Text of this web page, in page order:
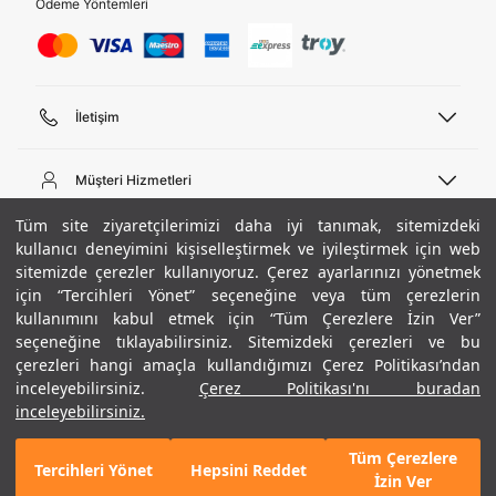
Tüm site ziyaretçilerimizi daha iyi tanımak, sitemizdeki
kullanıcı deneyimini kişiselleştirmek ve iyileştirmek için web
sitemizde çerezler kullanıyoruz. Çerez ayarlarınızı yönetmek
için “Tercihleri Yönet” seçeneğine veya tüm çerezlerin
kullanımını kabul etmek için “Tüm Çerezlere İzin Ver”
seçeneğine tıklayabilirsiniz. Sitemizdeki çerezleri ve bu
çerezleri hangi amaçla kullandığımızı Çerez Politikası’ndan
inceleyebilirsiniz.
Çerez Politikası'nı buradan
inceleyebilirsiniz.
Tercihleri Yönet Hepsini Reddet
Tüm Çerezlere
İzin Ver
+ 4 Renk
GELINCE HABER VER
Ödeme Yöntemleri
İletişim
444 02 00
Pazartesi - Cuma 09:00 - 18:00
E-posta
bilgi@underarmour.com
Müşteri Hizmetleri
Sipariş Sorgulama
Bize Ulaşın
Teslimat Bilgileri
İşlem Rehberi
İade ve Değişimler
Sıkça Sorulan Sorular
Beden Rehberi
Site Haritası
Hakkımızda
Ticari Bilgiler
Hükümler ve Koşullar
Gizlilik Politikası
Çerez Politikası
Kariyer
ETBİS
UA Sosyal Medya
Instagram
Facebook
Twitter
Popüler Kategoriler
Erkek Basketbol Ayakkabısı
Çocuk Basketbol Ayakkabısı
Erkek Eşofman